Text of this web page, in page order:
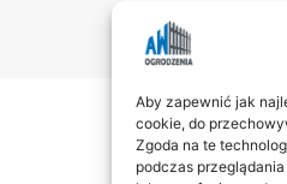
Aby zapewnić jak
cookie, do
Zgoda na te
podczas